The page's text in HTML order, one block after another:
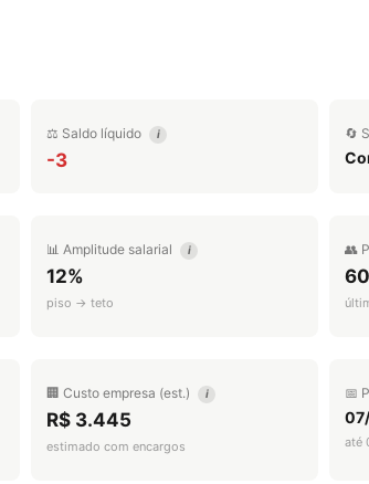
⚖️ Saldo líquido i
-3
🔄
📊 Amplitude salarial i
12%
piso → teto
👥
🏢 Custo empresa (est.) i
R$ 3.445
estimado com encargos
📅
até